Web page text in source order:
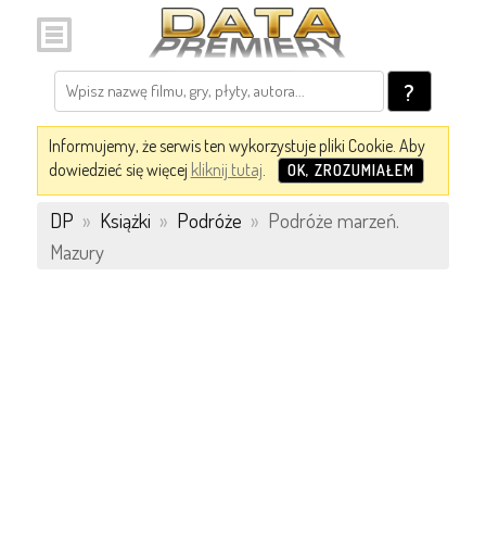
?
Informujemy, że serwis ten wykorzystuje pliki Cookie. Aby
dowiedzieć się więcej kliknij tutaj. OK, ZROZUMIAŁEM
DP » Książki » Podróże » Podróże marzeń.
Mazury